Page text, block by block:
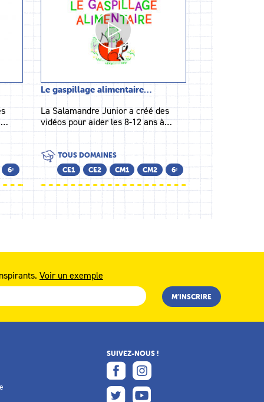
6ᵉ
Le gaspillage alimentaire…
La Salamandre Junior a créé des
vidéos pour aider les 8-12 ans à…
TOUS DOMAINES
CE1
CE2 CM1 CM2 6ᵉ
Voir un exemple
SUIVEZ-NOUS !